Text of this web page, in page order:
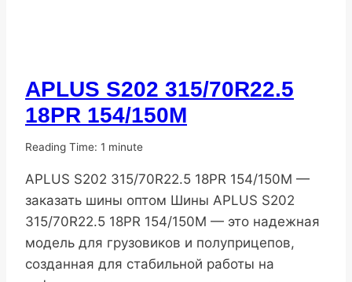
ПОПУЛЯРНЫЕ
ШИНЫ
APLUS S202 315/70R22.5
18PR 154/150M
От
06.11.2025
Reading Time: 1 minute
APLUS S202 315/70R22.5 18PR 154/150M —
заказать шины оптом Шины APLUS S202
315/70R22.5 18PR 154/150M — это надежная
модель для грузовиков и полуприцепов,
созданная для стабильной работы на